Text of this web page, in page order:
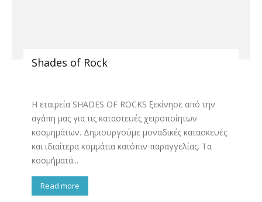
Shades of Rock
Η εταιρεία SHADES OF ROCKS ξεκίνησε από την
αγάπη μας για τις καταστευές χειροποίητων
κοσμημάτων. Δημιουργούμε μοναδικές κατασκευές
και ιδιαίτερα κομμάτια κατόπιν παραγγελίας. Τα
κοσμήματά...
Read more